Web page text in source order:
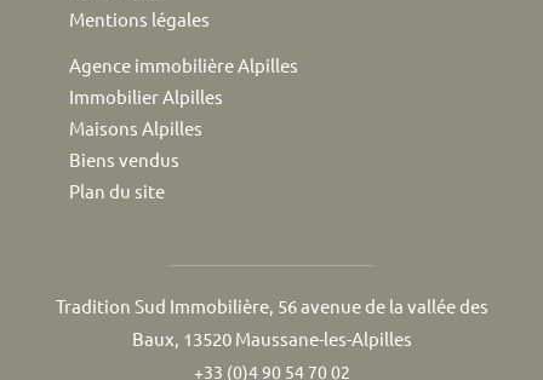
Mentions légales
Agence immobilière Alpilles
Immobilier Alpilles
Maisons Alpilles
Biens vendus
Plan du site
Tradition Sud Immobilière, 56 avenue de la vallée des
Baux, 13520 Maussane-les-Alpilles
+33 (0)4 90 54 70 02